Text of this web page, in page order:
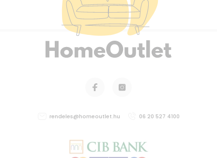
rendeles@homeoutlet.hu 06 20 527 4100